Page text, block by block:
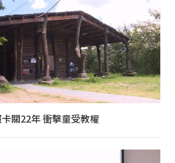
關22年 衝擊童受教權